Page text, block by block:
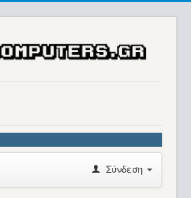
Αρχική
Σύνδεση